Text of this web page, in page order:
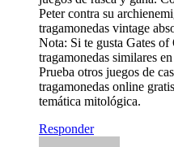
Peter contra su
tragamonedas vintage
Nota: Si te gusta Gates
tragamonedas similares
Prueba otros juegos de
tragamonedas online
temática mitológica.
Responder